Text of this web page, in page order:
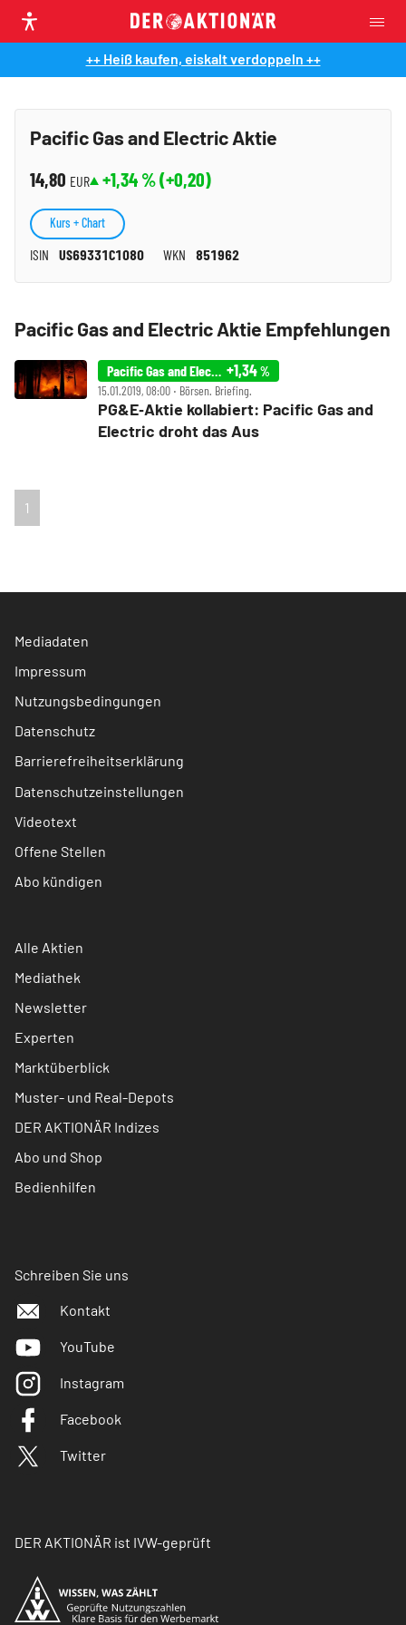
++ Heiß kaufen, eiskalt verdoppeln ++
Pacific Gas and Electric Aktie
14,80 EUR +1,34 % (+0,20)
ISIN US69331C1080 WKN 851962
Kurs + Chart
Pacific Gas and Electric Aktie Empfehlungen
Pacific Gas and Electric +1,34%
15.01.2019, 08:00 ‧ Börsen. Briefing.
PG&E‑Aktie kollabiert: Pacific Gas and
Electric droht das Aus
1
Mediadaten
Impressum
Nutzungsbedingungen
Datenschutz
Barrierefreiheitserklärung
Datenschutzeinstellungen
Videotext
Offene Stellen
Abo kündigen
Alle Aktien
Mediathek
Newsletter
Experten
Marktüberblick
Muster- und Real-Depots
DER AKTIONÄR Indizes
Abo und Shop
Bedienhilfen
Schreiben Sie uns
Kontakt
YouTube
Instagram
Facebook
Twitter
DER AKTIONÄR ist IVW-geprüft